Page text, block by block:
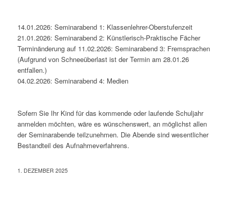
14.01.2026: Seminarabend 1: Klassenlehrer-Oberstufenzeit
21.01.2026: Seminarabend 2: Künstlerisch-Praktische Fächer
Terminänderung auf 11.02.2026: Seminarabend 3: Fremsprachen
(Aufgrund von Schneeüberlast ist der Termin am 28.01.26
entfallen.)
04.02.2026: Seminarabend 4: Medien
Sofern Sie Ihr Kind für das kommende oder laufende Schuljahr
anmelden möchten, wäre es wünschenswert, an möglichst allen
der Seminarabende teilzunehmen. Die Abende sind wesentlicher
Bestandteil des Aufnahmeverfahrens.
1. DEZEMBER 2025